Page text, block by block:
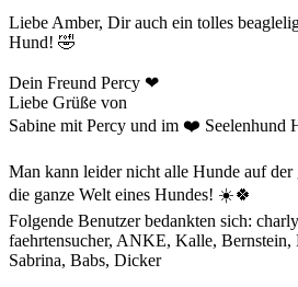
Liebe Amber, Dir auch ein tolles
Hund! 🤣
Dein Freund Percy ❤
Liebe Grüße von
Sabine mit Percy und im ❤️ Seelenhund
Man kann leider nicht alle Hunde auf der
die ganze Welt eines Hundes! ☀️🍀
Folgende Benutzer bedankten sich:
faehrtensucher, ANKE, Kalle, Bernstein,
Sabrina, Babs, Dicker